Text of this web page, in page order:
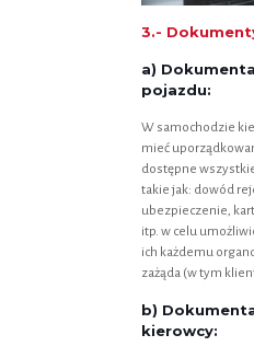
3.-
a)
pojazdu:
W samochodzie
mieć
dostępne
takie jak: dowód
ubezpieczenie,
itp. w celu
ich każdemu
zażąda (w tym
b)
kierowcy: